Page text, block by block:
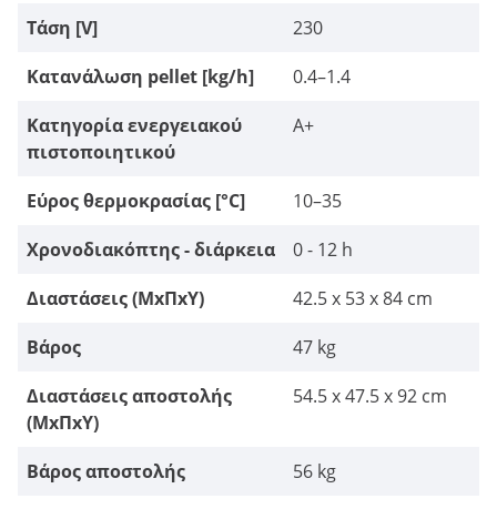
Τάση [V]
230
Κατανάλωση pellet [kg/h]
0.4–1.4
Κατηγορία ενεργειακού
πιστοποιητικού
A+
Εύρος θερμοκρασίας [°C]
10–35
Χρονοδιακόπτης - διάρκεια
0 - 12 h
Διαστάσεις (ΜxΠxΥ)
42.5 x 53 x 84 cm
Βάρος
47 kg
Διαστάσεις αποστολής
(ΜxΠxΥ)
54.5 x 47.5 x 92 cm
Βάρος αποστολής 56 kg